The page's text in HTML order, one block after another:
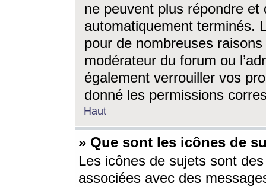
ne peuvent plus répondre
automatiquement terminés.
pour de nombreuses
modérateur du forum ou
également verrouiller vos
donné les permissions
Haut
» Que sont les icônes de
Les icônes de sujets sont
associées avec des